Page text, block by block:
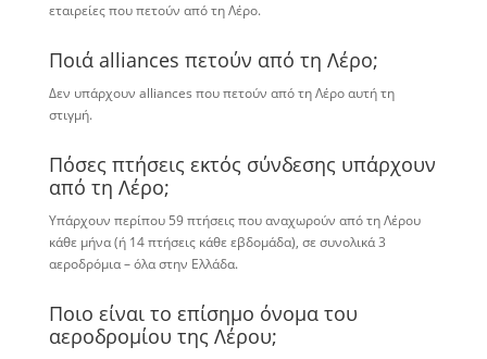
εταιρείες που πετούν από τη Λέρο.
Ποιά alliances πετούν από τη Λέρο;
Δεν υπάρχουν alliances που πετούν από τη Λέρο αυτή τη
στιγμή.
Πόσες πτήσεις εκτός σύνδεσης υπάρχουν
από τη Λέρο;
Υπάρχουν περίπου 59 πτήσεις που αναχωρούν από τη Λέρου
κάθε μήνα (ή 14 πτήσεις κάθε εβδομάδα), σε συνολικά 3
αεροδρόμια – όλα στην Ελλάδα.
Ποιο είναι το επίσημο όνομα του
αεροδρομίου της Λέρου;